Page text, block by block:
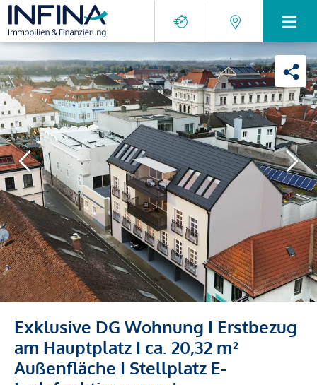
Exklusive DG Wohnung I Erstbezug
am Hauptplatz I ca. 20,32 m²
Außenfläche I Stellplatz E-